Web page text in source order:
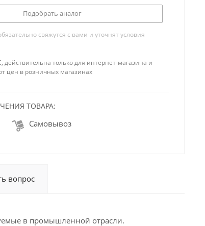
Подобрать аналог
свяжутся с вами и уточнят условия
действительна только для интернет-магазина и
цен в розничных магазинах
ТОВАРА:
Самовывоз
вопрос
в промышленной отрасли.